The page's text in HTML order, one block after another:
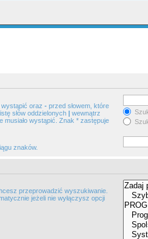
wystąpić oraz - przed słowem, które
słów oddzielonych | wewnątrz
musiało wystąpić. Znak * zastępuje
znaków.
przeprowadzić wyszukiwanie.
jeżeli nie wyłączysz opcji